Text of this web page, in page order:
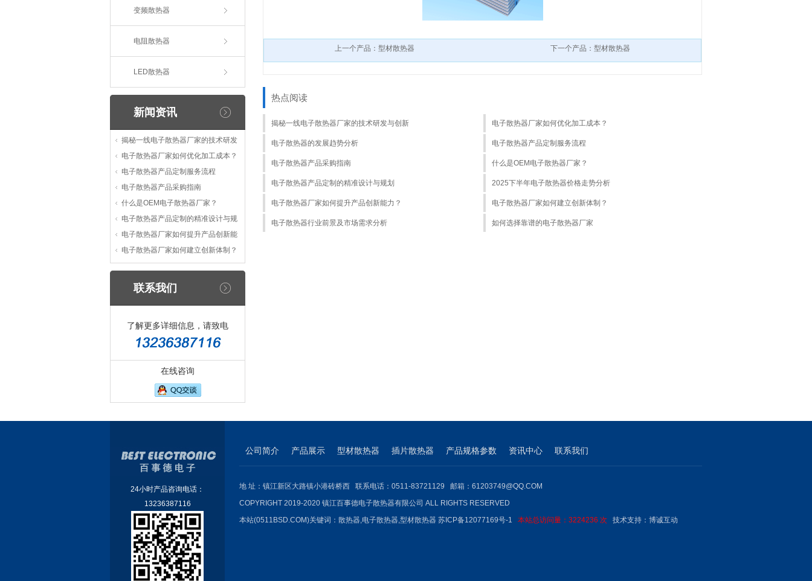
变频散热器
电阻散热器
LED散热器
新闻资讯
揭秘一线电子散热器厂家的技术研发
电子散热器厂家如何优化加工成本？
电子散热器产品定制服务流程
电子散热器产品采购指南
什么是OEM电子散热器厂家？
电子散热器产品定制的精准设计与规
电子散热器厂家如何提升产品创新能
电子散热器厂家如何建立创新体制？
联系我们
了解更多详细信息，请致电
在线咨询
上一个产品：型材散热器 下一个产品：型材散热器
热点阅读
揭秘一线电子散热器厂家的技术研发与创新 电子散热器厂家如何优化加工成本？
电子散热器的发展趋势分析 电子散热器产品定制服务流程
电子散热器产品采购指南 什么是OEM电子散热器厂家？
电子散热器产品定制的精准设计与规划 2025下半年电子散热器价格走势分析
电子散热器厂家如何提升产品创新能力？ 电子散热器厂家如何建立创新体制？
电子散热器行业前景及市场需求分析 如何选择靠谱的电子散热器厂家
24小时产品咨询电话：
13236387116
公司简介 产品展示 型材散热器 插片散热器 产品规格参数 资讯中心 联系我们
地 址：镇江新区大路镇小港砖桥西 联系电话：0511-83721129 邮箱：61203749@QQ.COM
COPYRIGHT 2019-2020 镇江百事德电子散热器有限公司 ALL RIGHTS RESERVED
本站(0511BSD.COM)关键词： 散热器,电子散热器,型材散热器 苏ICP备12077169号-1 本站总访问量：3224236 次 技术支持： 博诚互动